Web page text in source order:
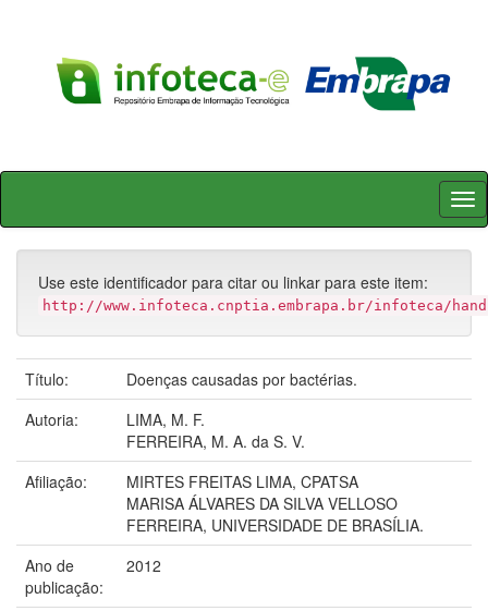
Skip
Use este identificador para citar ou linkar para este item:
http://www.infoteca.cnptia.embrapa.br/infoteca/
Título:
Doenças causadas por bactérias.
Autoria:
LIMA, M. F.
FERREIRA, M. A. da S. V.
Afiliação:
MIRTES FREITAS LIMA, CPATSA
MARISA ÁLVARES DA SILVA VELLOSO
FERREIRA, UNIVERSIDADE DE BRASÍLIA.
Ano de
publicação:
2012